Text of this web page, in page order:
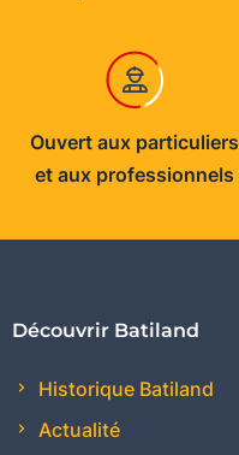
Ouvert aux particuliers
et aux professionnels
Découvrir Batiland
Historique Batiland
Actualité